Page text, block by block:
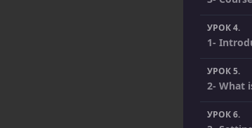
УРОК 4.
1-
УРОК 5.
2- What
УРОК 6.